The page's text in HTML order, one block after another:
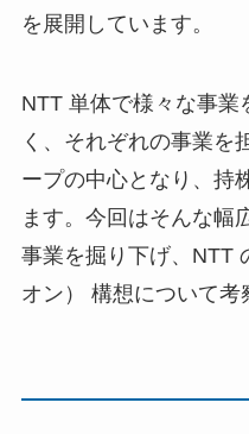
を展開しています。
NTT 単体で様々な事業
く、それぞれの事業を
ープの中心となり、持
ます。今回はそんな幅
事業を掘り下げ、NTT
オン） 構想について考